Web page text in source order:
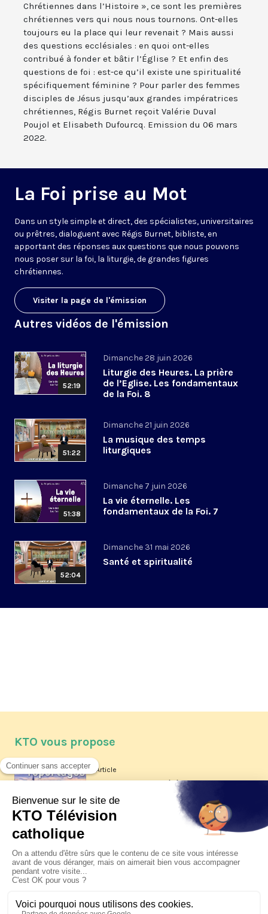
Chrétiennes dans l’Histoire », ce sont les premières
chrétiennes vers qui nous nous tournons. Ont-elles
toujours eu la place qui leur revenait ? Mais aussi
des questions ecclésiales : en quoi ont-elles
contribué à fonder et bâtir l’Église ? Et enfin des
questions de foi : est-ce qu’il existe une spiritualité
spécifiquement féminine ? Pour parler des femmes
disciples de Jésus jusqu’aux grandes impératrices
chrétiennes, Régis Burnet reçoit Valérie Duval
Poujol et Elisabeth Dufourcq. Emission du 06 mars
2022.
La Foi prise au Mot
Dans un style simple et direct, des spécialistes, universitaires
ou prêtres, dialoguent avec Régis Burnet, bibliste, en
apportant des réponses aux questions que nous pouvons
nous poser sur la foi, la liturgie, de grandes figures
chrétiennes.
Visiter la page de l'émission
Autres vidéos de l'émission
52:19
Dimanche 28 juin 2026
Liturgie des Heures. La prière
de l’Eglise. Les fondamentaux
de la Foi. 8
51:22
Dimanche 21 juin 2026
La musique des temps
liturgiques
51:38
Dimanche 7 juin 2026
La vie éternelle. Les
fondamentaux de la Foi. 7
52:04
Dimanche 31 mai 2026
Santé et spiritualité
KTO vous propose
Article
Les reportages d'été 2026 de KTO
La visite pastorale du pape Léon
jeudi 6 août
Pérou du 6 au 17 novembre 2026